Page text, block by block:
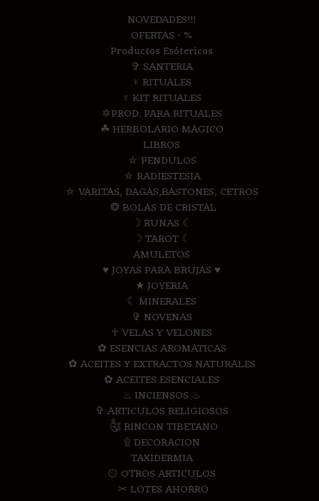
NOVEDADES!!!
OFERTAS - %
Productos Esótericos
✞ SANTERIA
♆ RITUALES
♆ KIT RITUALES
✡PROD. PARA RITUALES
☘ HERBOLARIO MAGICO
LIBROS
⛤ PENDULOS
⛤ RADIESTESIA
⛤ VARITAS, DAGAS,BASTONES, CETROS
❂ BOLAS DE CRISTAL
☽ RUNAS ☾
☽ TAROT ☾
AMULETOS
♥ JOYAS PARA BRUJAS ♥
★ JOYERIA
☾ MINERALES
✞ NOVENAS
☥ VELAS Y VELONES
✿ ESENCIAS AROMATICAS
✿ ACEITES Y EXTRACTOS NATURALES
✿ ACEITES ESENCIALES
♨ INCIENSOS ♨
✞ ARTICULOS RELIGIOSOS
༃ RINCON TIBETANO
۩ DECORACION
TAXIDERMIA
۞ OTROS ARTICULOS
✂ LOTES AHORRO